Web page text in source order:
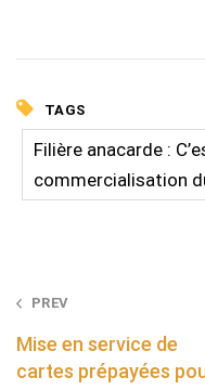
TAGS
Filière anacarde :
commercialisation
Post
navigation
PREV
Mise en service de
cartes prépayées